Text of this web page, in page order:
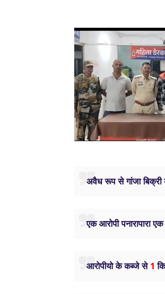
अवैध रूप से गांजा बिक्री
एक आरोपी पनारापारा
आरोपीयो के कब्जे से 1